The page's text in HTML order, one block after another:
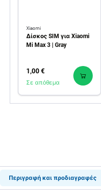
Xiaomi
Δίσκος SIM για Xiaomi
Mi Max 3 | Gray
1,00 €
Σε απόθεμα
Περιγραφή και προδιαγραφές